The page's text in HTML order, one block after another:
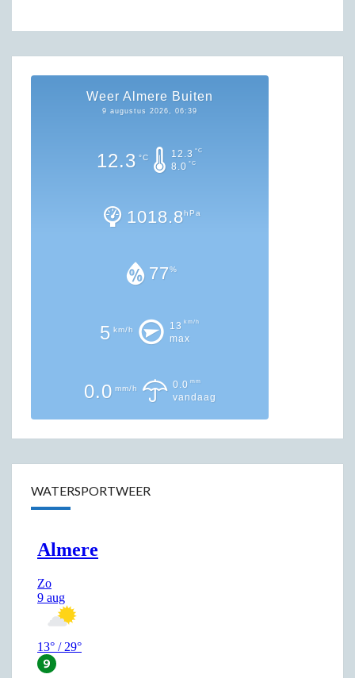
Weer Almere Buiten
9 augustus 2026, 06:39
12.3 °C 12.3 °C
8.0 °C
1018.8hPa
77%
5 km/h 13 km/h
max
0.0 mm/h 0.0 mm
vandaag
WATERSPORTWEER